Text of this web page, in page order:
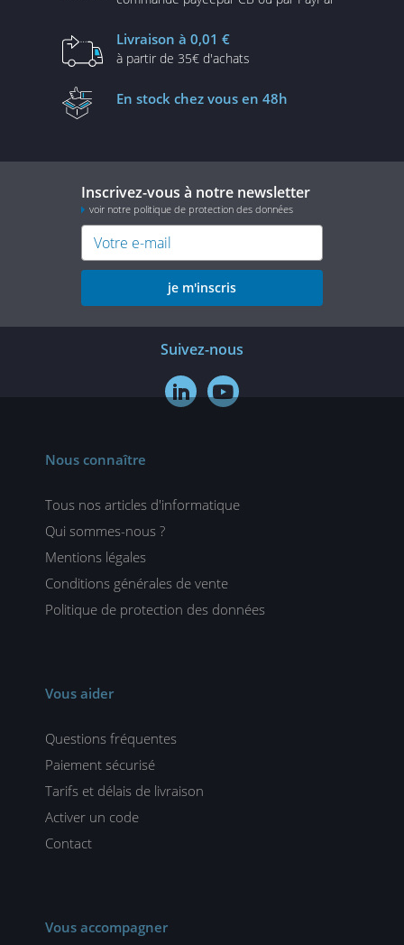
Livraison à 0,01 €
à partir de 35€ d'achats
En stock chez vous en 48h
Inscrivez-vous à notre newsletter
voir notre politique de protection des données
je m'inscris
Suivez-nous
 
Nous connaître
Tous nos articles d'informatique
Qui sommes-nous ?
Mentions légales
Conditions générales de vente
Politique de protection des données
Vous aider
Questions fréquentes
Paiement sécurisé
Tarifs et délais de livraison
Activer un code
Contact
Vous accompagner